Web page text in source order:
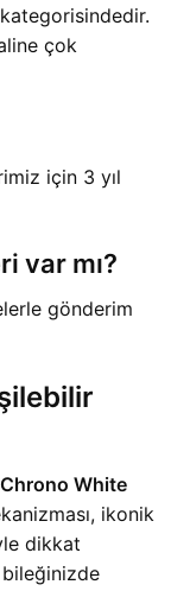
kategorisindedir.
çok
için 3 yıl
var mı?
gönderim
White
ikonik
dikkat
bileğinizde